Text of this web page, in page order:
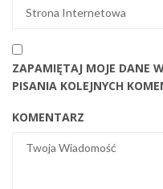
ZAPAMIĘTAJ MOJE DANE
PISANIA KOLEJNYCH
KOMENTARZ